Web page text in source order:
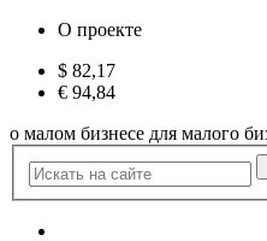
О проекте
$ 82,17
€ 94,84
о малом бизнесе для малого